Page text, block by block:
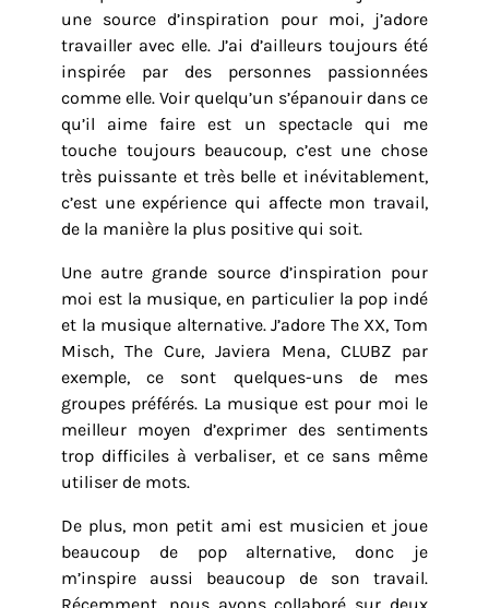
une source d’inspiration pour moi, j’adore
travailler avec elle. J’ai d’ailleurs toujours été
inspirée par des personnes passionnées
comme elle. Voir quelqu’un s’épanouir dans ce
qu’il aime faire est un spectacle qui me
touche toujours beaucoup, c’est une chose
très puissante et très belle et inévitablement,
c’est une expérience qui affecte mon travail,
de la manière la plus positive qui soit.
Une autre grande source d’inspiration pour
moi est la musique, en particulier la pop indé
et la musique alternative. J’adore The XX, Tom
Misch, The Cure, Javiera Mena, CLUBZ par
exemple, ce sont quelques-uns de mes
groupes préférés. La musique est pour moi le
meilleur moyen d’exprimer des sentiments
trop difficiles à verbaliser, et ce sans même
utiliser de mots.
De plus, mon petit ami est musicien et joue
beaucoup de pop alternative, donc je
m’inspire aussi beaucoup de son travail.